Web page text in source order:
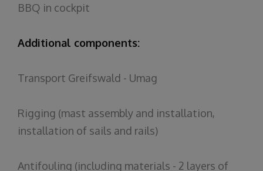
BBQ in cockpit
Additional components:
Transport Greifswald - Umag
Rigging (mast assembly and installation,
installation of sails and rails)
Antifouling (including materials - 2 layers of